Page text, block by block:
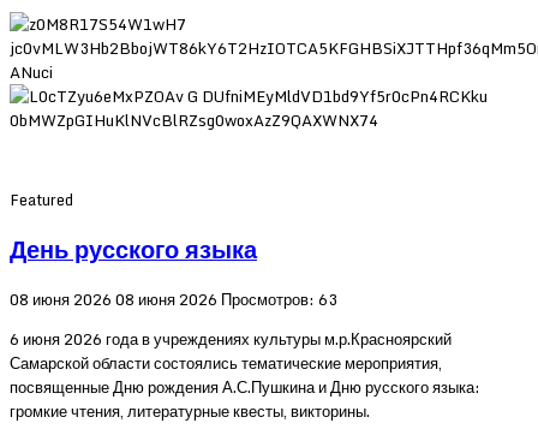
Featured
День русского языка
08 июня 202608 июня 2026 Просмотров: 63
6 июня 2026 года в учреждениях культуры м.р.Красноярский
Самарской области состоялись тематические мероприятия,
посвященные Дню рождения А.С.Пушкина и Дню русского языка:
громкие чтения, литературные квесты, викторины.